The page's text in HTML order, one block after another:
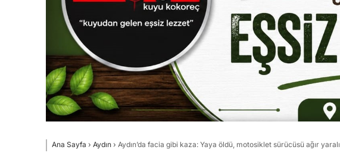
Ana Sayfa › Aydın › Aydın’da facia gibi kaza: Yaya öldü, motosiklet sürücüsü ağır yaralı